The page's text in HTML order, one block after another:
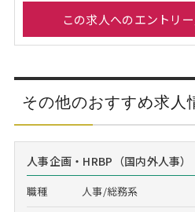
この求人へのエントリ
その他のおすすめ求人
人事企画・HRBP（国内外人事）
職種 人事/総務系